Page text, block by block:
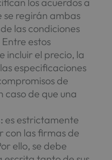
se regirán ambas
las condiciones
estos
incluir el precio, la
especificaciones
de
caso de que una
es estrictamente
con las firmas de
ello, se debe